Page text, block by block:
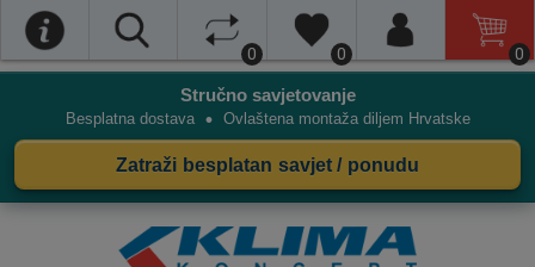
0 0 0
Stručno savjetovanje
Besplatna dostava • Ovlaštena montaža diljem Hrvatske
Zatraži besplatan savjet / ponudu